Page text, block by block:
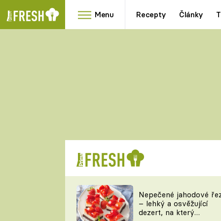
Menu Recepty Články
RYCHLOVKY
TEĎ VAŘÍ ŠÉF!
Nepečené jahodové
– lehký a osvěžující
dezert, na který